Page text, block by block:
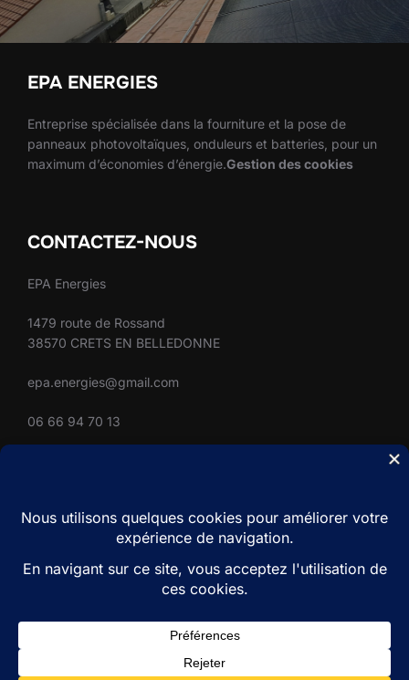
EPA ENERGIES
Entreprise spécialisée dans la fourniture et la pose de
panneaux photovoltaïques, onduleurs et batteries, pour un
maximum d’économies d’énergie.Gestion des cookies
CONTACTEZ-NOUS
EPA Energies
1479 route de Rossand
38570 CRETS EN BELLEDONNE
epa.energies@gmail.com
06 66 94 70 13
Restons en contact
Mentions légales Inspiro ThemeparWPZOOM